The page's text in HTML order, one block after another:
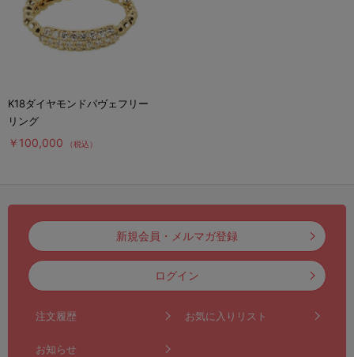
K18ダイヤモンドパヴェフリー
リング
￥100,000 （税込）
新規会員・メルマガ登録
ログイン
注文履歴 お気に入りリスト
お知らせ